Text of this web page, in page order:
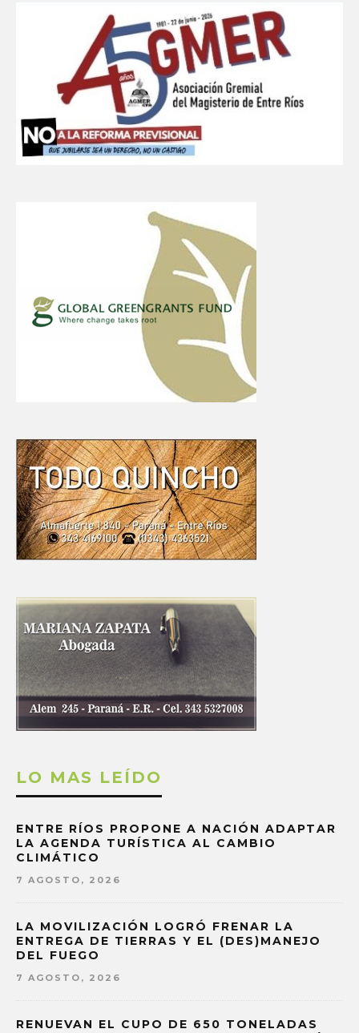
LO MAS LEÍDO
ENTRE RÍOS PROPONE A NACIÓN ADAPTAR
LA AGENDA TURÍSTICA AL CAMBIO
CLIMÁTICO
7 AGOSTO, 2026
LA MOVILIZACIÓN LOGRÓ FRENAR LA
ENTREGA DE TIERRAS Y EL (DES)MANEJO
DEL FUEGO
7 AGOSTO, 2026
RENUEVAN EL CUPO DE 650 TONELADAS